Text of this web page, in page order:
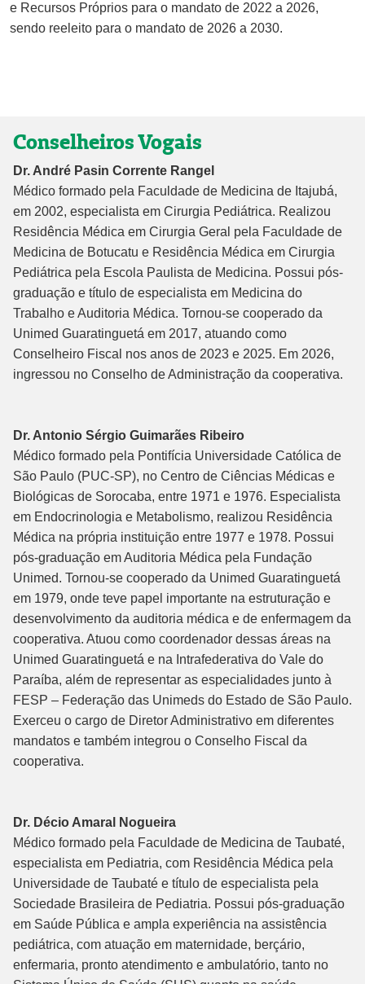
e Recursos Próprios para o mandato de 2022 a 2026,
sendo reeleito para o mandato de 2026 a 2030.
Conselheiros Vogais
Dr. André Pasin Corrente Rangel
Médico formado pela Faculdade de Medicina de Itajubá,
em 2002, especialista em Cirurgia Pediátrica. Realizou
Residência Médica em Cirurgia Geral pela Faculdade de
Medicina de Botucatu e Residência Médica em Cirurgia
Pediátrica pela Escola Paulista de Medicina. Possui pós-
graduação e título de especialista em Medicina do
Trabalho e Auditoria Médica. Tornou-se cooperado da
Unimed Guaratinguetá em 2017, atuando como
Conselheiro Fiscal nos anos de 2023 e 2025. Em 2026,
ingressou no Conselho de Administração da cooperativa.
Dr. Antonio Sérgio Guimarães Ribeiro
Médico formado pela Pontifícia Universidade Católica de
São Paulo (PUC-SP), no Centro de Ciências Médicas e
Biológicas de Sorocaba, entre 1971 e 1976. Especialista
em Endocrinologia e Metabolismo, realizou Residência
Médica na própria instituição entre 1977 e 1978. Possui
pós-graduação em Auditoria Médica pela Fundação
Unimed. Tornou-se cooperado da Unimed Guaratinguetá
em 1979, onde teve papel importante na estruturação e
desenvolvimento da auditoria médica e de enfermagem da
cooperativa. Atuou como coordenador dessas áreas na
Unimed Guaratinguetá e na Intrafederativa do Vale do
Paraíba, além de representar as especialidades junto à
FESP – Federação das Unimeds do Estado de São Paulo.
Exerceu o cargo de Diretor Administrativo em diferentes
mandatos e também integrou o Conselho Fiscal da
cooperativa.
Dr. Décio Amaral Nogueira
Médico formado pela Faculdade de Medicina de Taubaté,
especialista em Pediatria, com Residência Médica pela
Universidade de Taubaté e título de especialista pela
Sociedade Brasileira de Pediatria. Possui pós-graduação
em Saúde Pública e ampla experiência na assistência
pediátrica, com atuação em maternidade, berçário,
enfermaria, pronto atendimento e ambulatório, tanto no